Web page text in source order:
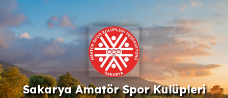
Sakarya Amatör Spor Kulüpleri